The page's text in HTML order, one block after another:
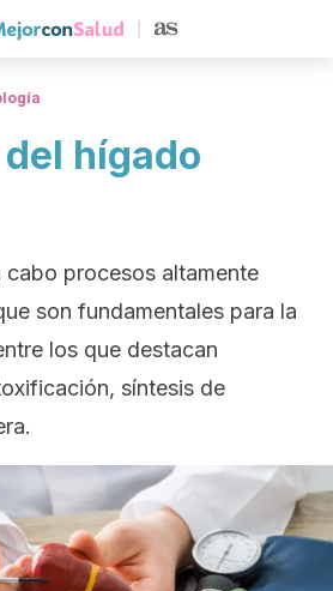
hígado
cabo procesos altamente
son fundamentales para la
los que destacan
síntesis de